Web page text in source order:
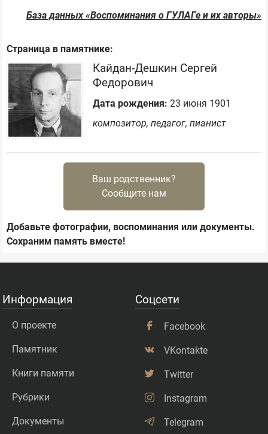
База данных «Воспоминания о ГУЛАГе и их авторы»
Страница в памятнике:
Кайдан-Дешкин Сергей
Федорович
Дата рождения: 23 июня 1901
композитор, педагог, пианист
Ваш родственник?
Сообщите нам
Добавьте фотографии, воспоминания или документы.
Сохраним память вместе!
Информация
О проекте
Памятник
Книги памяти
Рубрики
Документы
Соцсети
Facebook
VKontakte
Twitter
Instagram
Telegram